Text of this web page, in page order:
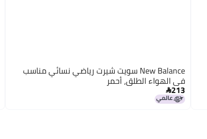
New Balance سويت شيرت رياضي نسائي مناسب
في الهواء الطلق، أحمر
213